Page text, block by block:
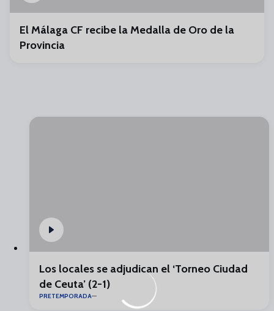
El Málaga CF recibe la Medalla de Oro de la
Provincia
Los locales se adjudican el ‘Torneo Ciudad
de Ceuta’ (2-1)
PRETEMPORADA